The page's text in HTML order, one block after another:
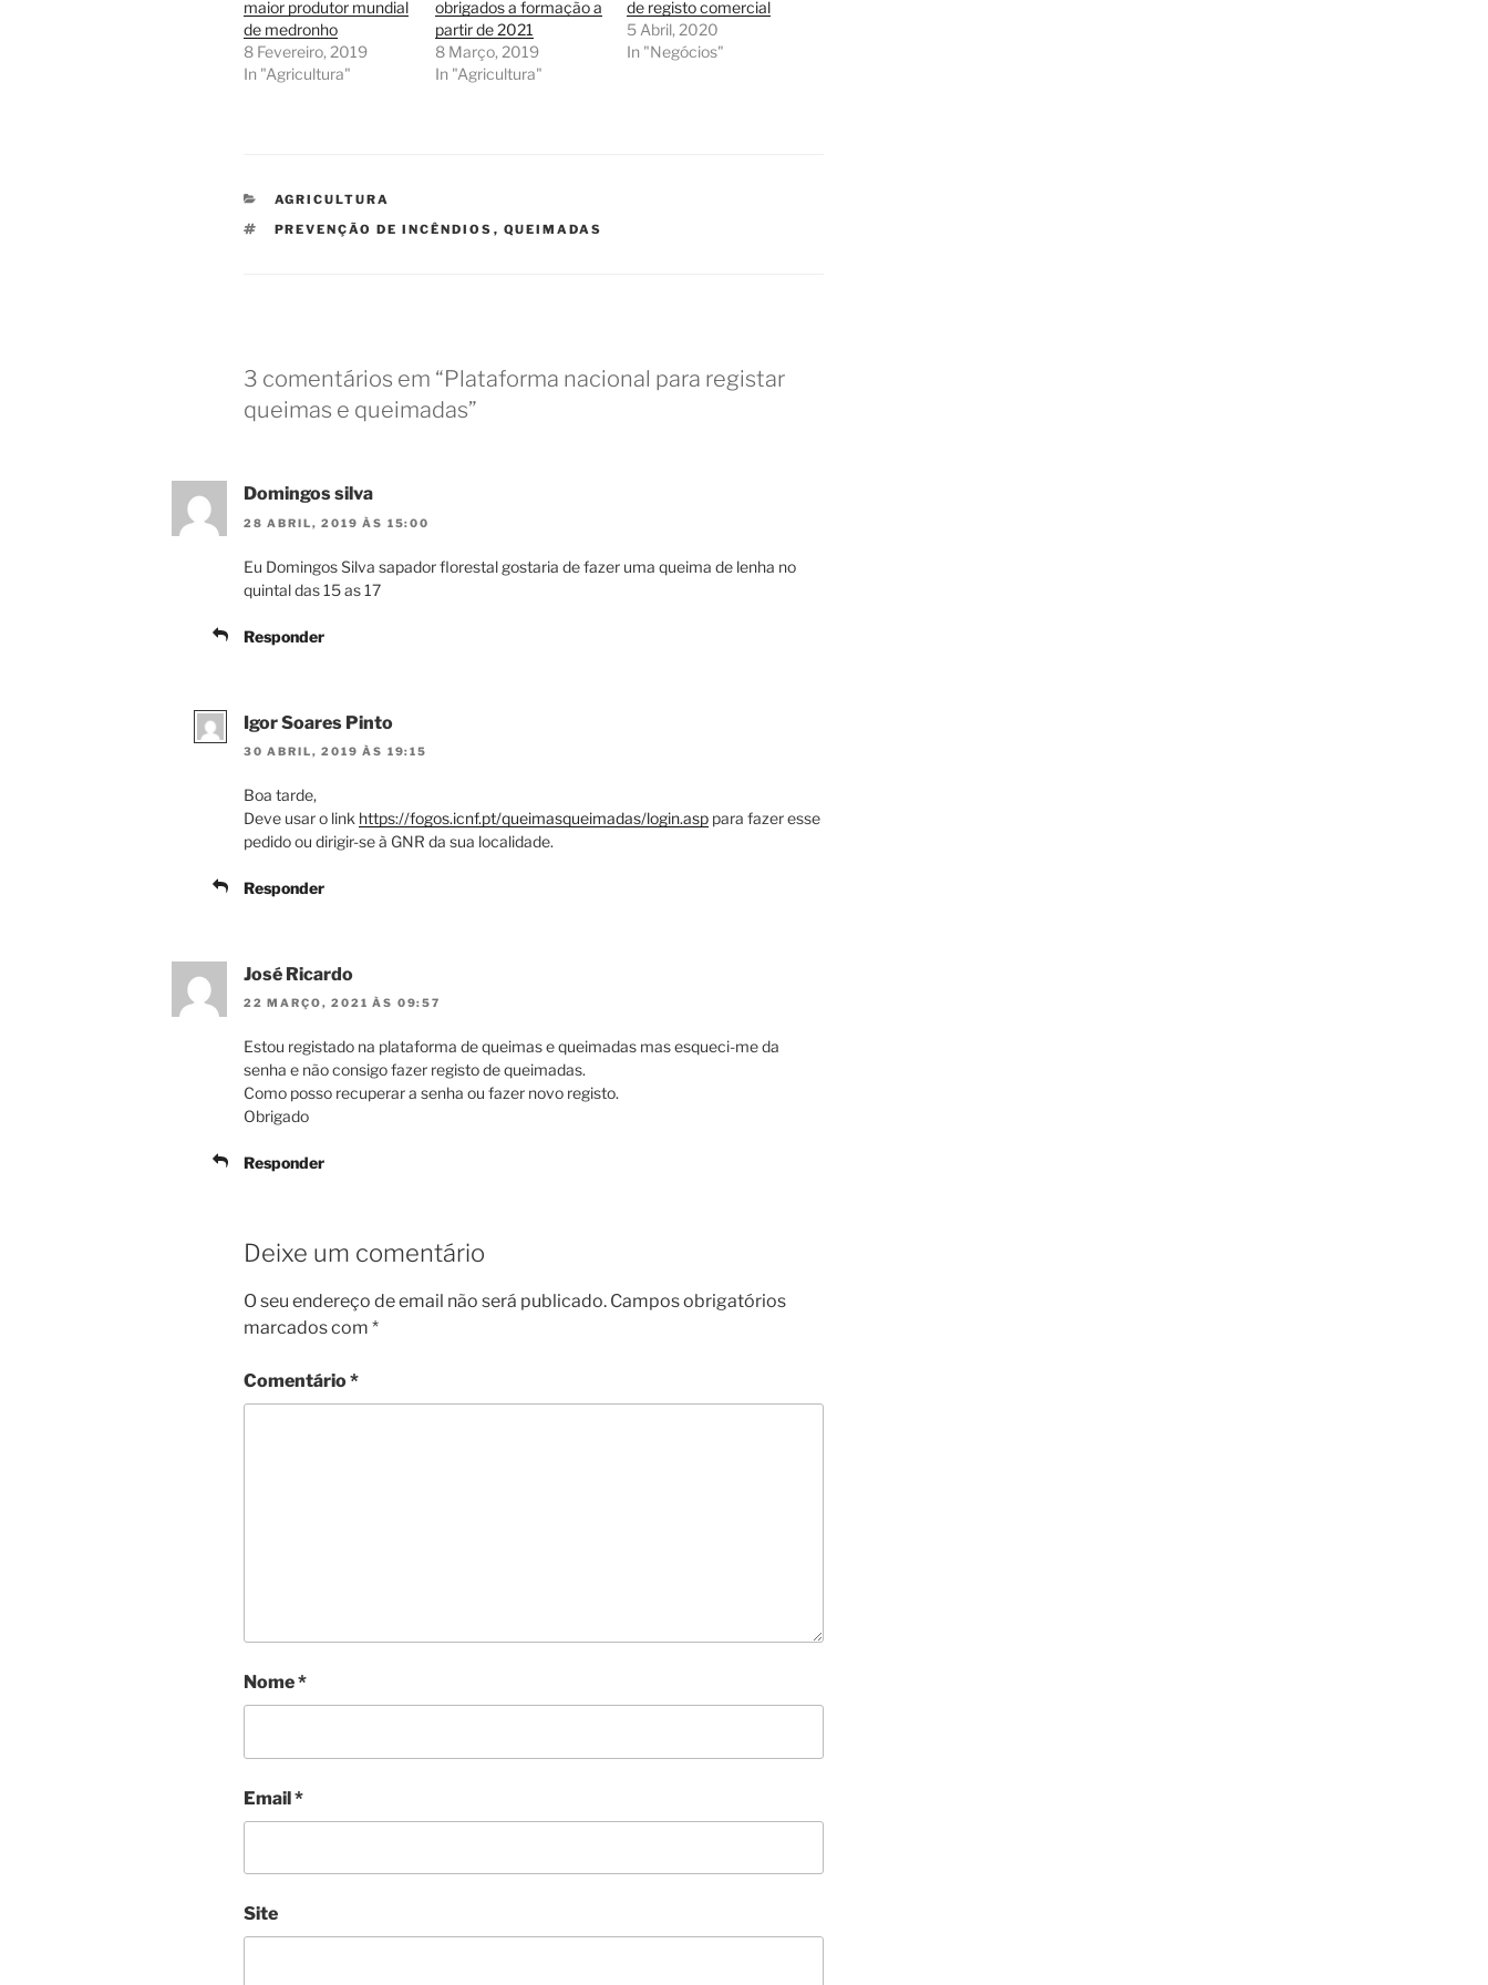
maior produtor mundial
de medronho
8 Fevereiro, 2019
In "Agricultura"
obrigados a formação a
partir de 2021
8 Março, 2019
In "Agricultura"
de registo comercial
5 Abril, 2020
In "Negócios"
CATEGORIAS
AGRICULTURA
ETIQUETAS
PREVENÇÃO DE INCÊNDIOS , QUEIMADAS
3 comentários em “Plataforma nacional para registar
queimas e queimadas”
Domingos silva
28 ABRIL, 2019 ÀS 15:00
Eu Domingos Silva sapador florestal gostaria de fazer uma queima de lenha no
quintal das 15 as 17
Responder
Igor Soares Pinto
30 ABRIL, 2019 ÀS 19:15
Boa tarde,
Deve usar o link https://fogos.icnf.pt/queimasqueimadas/login.asp para fazer esse
pedido ou dirigir-se à GNR da sua localidade.
Responder
José Ricardo
22 MARÇO, 2021 ÀS 09:57
Estou registado na plataforma de queimas e queimadas mas esqueci-me da
senha e não consigo fazer registo de queimadas.
Como posso recuperar a senha ou fazer novo registo.
Obrigado
Responder
Deixe um comentário
O seu endereço de email não será publicado. Campos obrigatórios
marcados com *
Comentário*
Nome*
Email*
Site